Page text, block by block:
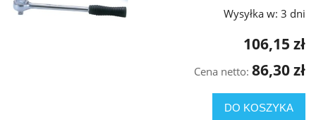
Wysyłka w: 3 dni
106,15 zł
Cena netto: 86,30 zł
DO KOSZYKA